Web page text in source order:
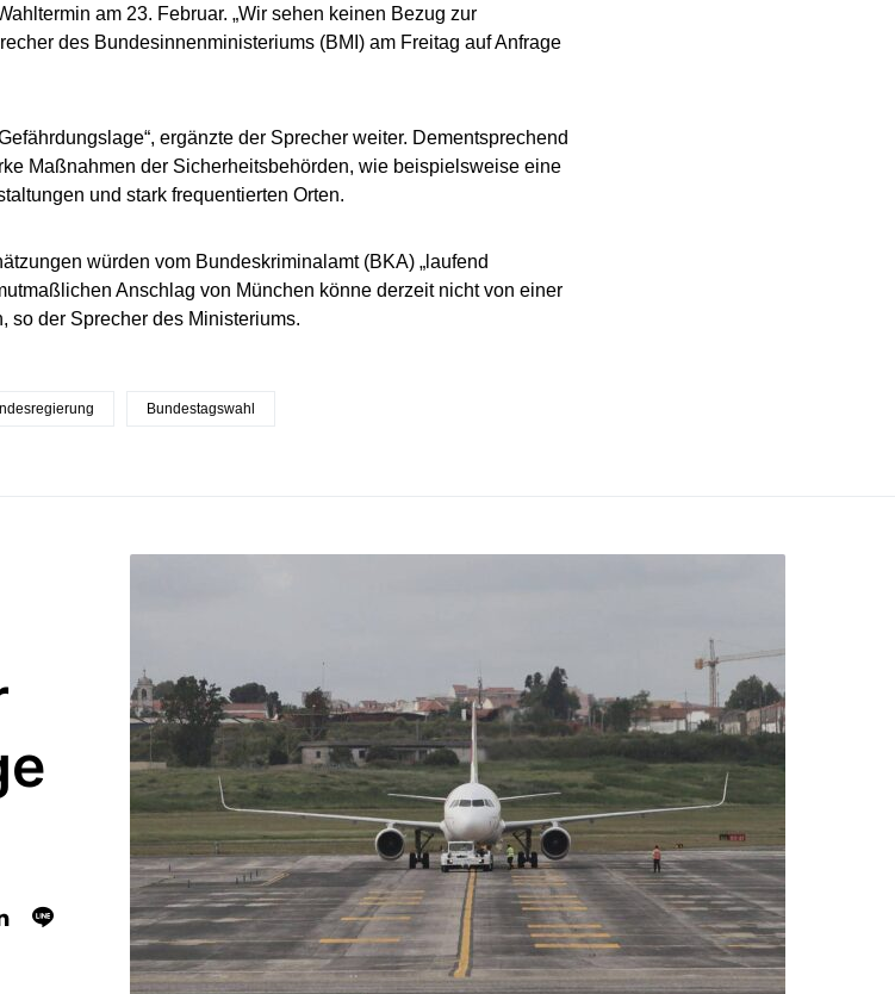
am 23. Februar. „Wir sehen keinen Bezug zur
des Bundesinnenministeriums (BMI) am Freitag auf Anfrage
ergänzte der Sprecher weiter. Dementsprechend
Maßnahmen der Sicherheitsbehörden, wie beispielsweise eine
und stark frequentierten Orten.
würden vom Bundeskriminalamt (BKA) „laufend
Anschlag von München könne derzeit nicht von einer
so der Sprecher des Ministeriums.
Bundestagswahl